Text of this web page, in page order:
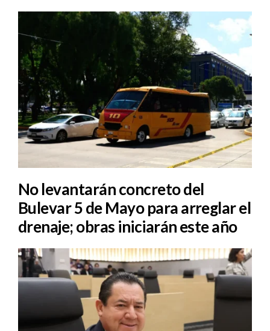
No levantarán concreto del
Bulevar 5 de Mayo para arreglar el
drenaje; obras iniciarán este año